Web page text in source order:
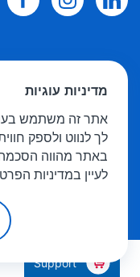
מדיניות עוגיות
אתר זה משתמש
לך לנווט ולספק
באתר מהווה
לעיין במדיניות
Support